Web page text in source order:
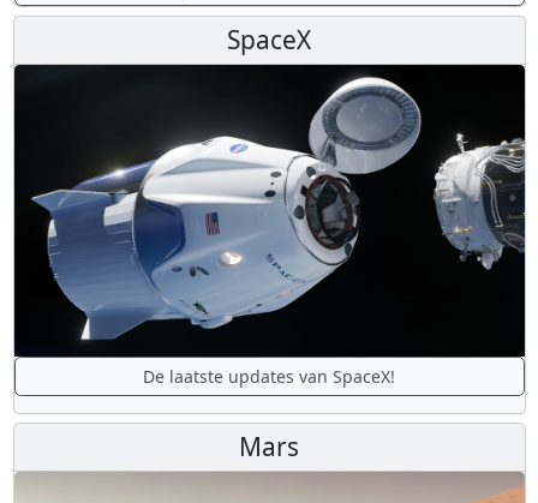
SpaceX
De laatste updates van SpaceX!
Mars